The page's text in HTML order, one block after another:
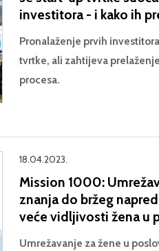
investitora - i kako ih
Pronalaženje prvih
tvrtke, ali zahtijeva
procesa.
18.04.2023.
Mission 1000:
znanja do bržeg
veće vidljivosti žena u
Umrežavanje za žene u